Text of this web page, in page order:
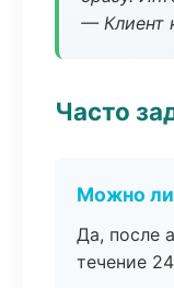
— Клиент
Часто
Можно ли
Да, после
течение